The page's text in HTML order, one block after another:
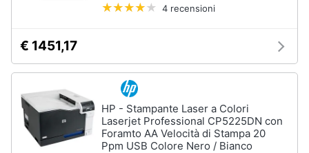
4 recensioni
€ 1451,17
HP - Stampante Laser a Colori
Laserjet Professional CP5225DN con
Foramto AA Velocità di Stampa 20
Ppm USB Colore Nero / Bianco